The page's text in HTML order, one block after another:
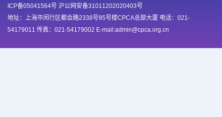
ICP备05041564号 沪公网安备31011202020403号
地址：上海市闵行区都会路2338号95号楼CPCA总部大厦 电话：021-
54179011 传真：021-54179002 E-mail:admin@cpca.org.cn